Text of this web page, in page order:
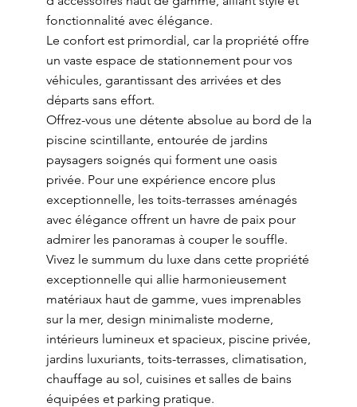
fonctionnalité avec élégance.
Le confort est primordial, car la propriété offre
un vaste espace de stationnement pour vos
véhicules, garantissant des arrivées et des
départs sans effort.
Offrez-vous une détente absolue au bord de la
piscine scintillante, entourée de jardins
paysagers soignés qui forment une oasis
privée. Pour une expérience encore plus
exceptionnelle, les toits-terrasses aménagés
avec élégance offrent un havre de paix pour
admirer les panoramas à couper le souffle.
Vivez le summum du luxe dans cette propriété
exceptionnelle qui allie harmonieusement
matériaux haut de gamme, vues imprenables
sur la mer, design minimaliste moderne,
intérieurs lumineux et spacieux, piscine privée,
jardins luxuriants, toits-terrasses, climatisation,
chauffage au sol, cuisines et salles de bains
équipées et parking pratique.